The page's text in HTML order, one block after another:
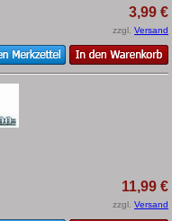
3,99 €
zzgl. Versand
11,99 €
zzgl. Versand